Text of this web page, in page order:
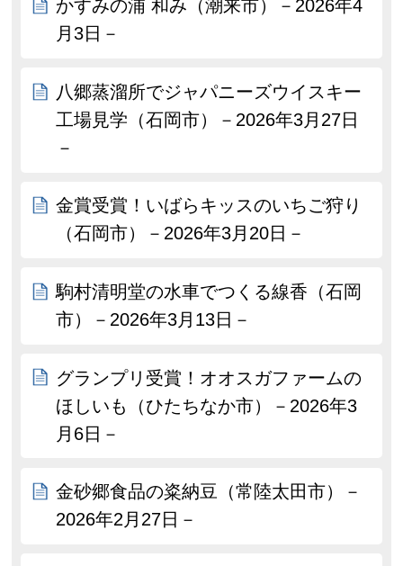
かすみの浦 和み（潮来市）－2026年4
月3日－
八郷蒸溜所でジャパニーズウイスキー
工場見学（石岡市）－2026年3月27日
－
金賞受賞！いばらキッスのいちご狩り
（石岡市）－2026年3月20日－
駒村清明堂の水車でつくる線香（石岡
市）－2026年3月13日－
グランプリ受賞！オオスガファームの
ほしいも（ひたちなか市）－2026年3
月6日－
金砂郷食品の粢納豆（常陸太田市）－
2026年2月27日－